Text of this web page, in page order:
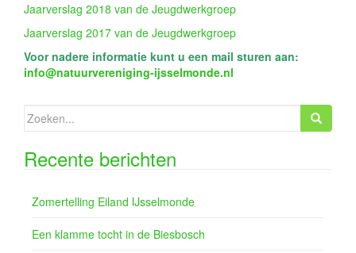
Jaarverslag 2018 van de Jeugdwerkgroep
Jaarverslag 2017 van de Jeugdwerkgroep
Voor nadere informatie kunt u een mail sturen aan:
info@natuurvereniging-ijsselmonde.nl
Zoeken
naar:
Recente berichten
Zomertelling Eiland IJsselmonde
Een klamme tocht in de Biesbosch